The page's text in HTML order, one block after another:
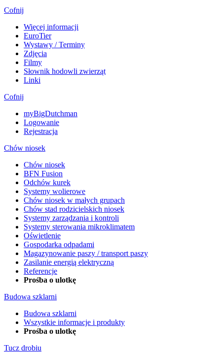
Cofnij
Więcej informacji
EuroTier
Wystawy / Terminy
Zdjęcia
Filmy
Słownik hodowli zwierząt
Linki
Cofnij
myBigDutchman
Logowanie
Rejestracja
Chów niosek
Chów niosek
BFN Fusion
Odchów kurek
Systemy wolierowe
Chów niosek w małych grupach
Chów stad rodzicielskich niosek
Systemy zarządzania i kontroli
Systemy sterowania mikroklimatem
Oświetlenie
Gospodarka odpadami
Magazynowanie paszy / transport paszy
Zasilanie energią elektryczną
Referencje
Prośba o ulotkę
Budowa szklarni
Budowa szklarni
Wszystkie informacje i produkty
Prośba o ulotkę
Tucz drobiu